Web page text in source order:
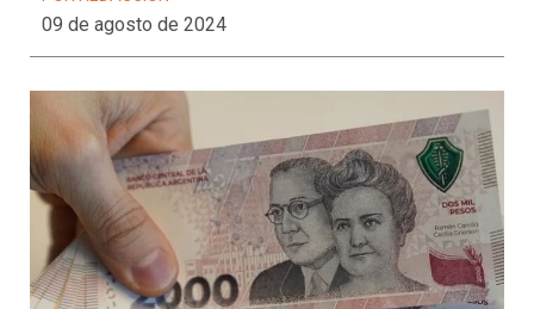
09 de agosto de 2024